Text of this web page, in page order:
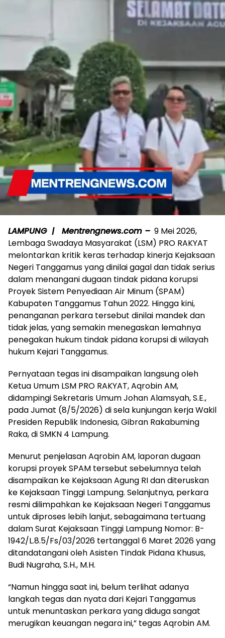
LAMPUNG | Mentrengnews.com – 9 Mei 2026,
Lembaga Swadaya Masyarakat (LSM) PRO RAKYAT
melontarkan kritik keras terhadap kinerja Kejaksaan
Negeri Tanggamus yang dinilai gagal dan tidak serius
dalam menangani dugaan tindak pidana korupsi
Proyek Sistem Penyediaan Air Minum (SPAM)
Kabupaten Tanggamus Tahun 2022. Hingga kini,
penanganan perkara tersebut dinilai mandek dan
tidak jelas, yang semakin menegaskan lemahnya
penegakan hukum tindak pidana korupsi di wilayah
hukum Kejari Tanggamus.
Pernyataan tegas ini disampaikan langsung oleh
Ketua Umum LSM PRO RAKYAT, Aqrobin AM,
didampingi Sekretaris Umum Johan Alamsyah, S.E.,
pada Jumat (8/5/2026) di sela kunjungan kerja Wakil
Presiden Republik Indonesia, Gibran Rakabuming
Raka, di SMKN 4 Lampung.
Menurut penjelasan Aqrobin AM, laporan dugaan
korupsi proyek SPAM tersebut sebelumnya telah
disampaikan ke Kejaksaan Agung RI dan diteruskan
ke Kejaksaan Tinggi Lampung. Selanjutnya, perkara
resmi dilimpahkan ke Kejaksaan Negeri Tanggamus
untuk diproses lebih lanjut, sebagaimana tertuang
dalam Surat Kejaksaan Tinggi Lampung Nomor: B-
1942/L.8.5/Fs/03/2026 tertanggal 6 Maret 2026 yang
ditandatangani oleh Asisten Tindak Pidana Khusus,
Budi Nugraha, S.H., M.H.
“Namun hingga saat ini, belum terlihat adanya
langkah tegas dan nyata dari Kejari Tanggamus
untuk menuntaskan perkara yang diduga sangat
merugikan keuangan negara ini,” tegas Aqrobin AM.